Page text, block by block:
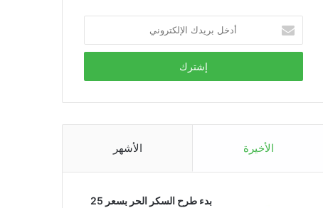
بريدك
الإلكتروني
الأخيرة الأشهر
بدء طرح السكر الحر بسعر 25